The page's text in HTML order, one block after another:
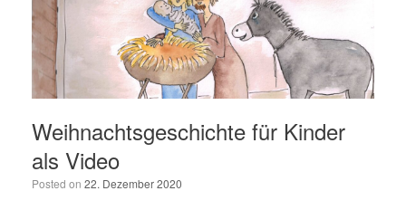
Weihnachtsgeschichte für Kinder
als Video
Posted on 22. Dezember 2020